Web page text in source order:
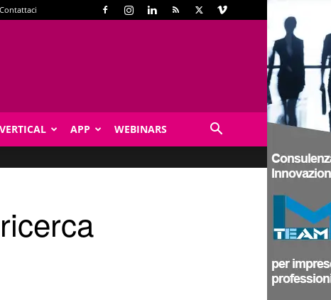
Contattaci
VERTICAL APP WEBINARS